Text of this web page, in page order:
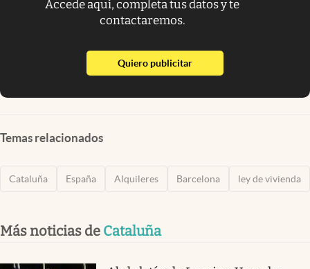
Accede aquí, completa tus datos y te
contactaremos.
Quiero publicitarabre en nueva pestaña
Temas relacionados
Cataluña España Alquileres Barcelona ley de vivienda
Más noticias de Cataluña